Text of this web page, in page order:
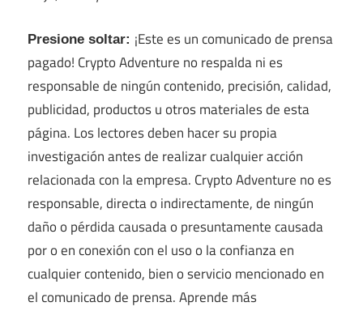
Presione soltar: ¡Este es un comunicado de prensa
pagado! Crypto Adventure no respalda ni es
responsable de ningún contenido, precisión, calidad,
publicidad, productos u otros materiales de esta
página. Los lectores deben hacer su propia
investigación antes de realizar cualquier acción
relacionada con la empresa. Crypto Adventure no es
responsable, directa o indirectamente, de ningún
daño o pérdida causada o presuntamente causada
por o en conexión con el uso o la confianza en
cualquier contenido, bien o servicio mencionado en
el comunicado de prensa. Aprende más